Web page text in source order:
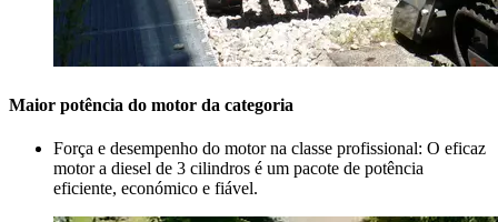
Maior potência do motor da categoria
Força e desempenho do motor na classe profissional: O eficaz
motor a diesel de 3 cilindros é um pacote de potência
eficiente, económico e fiável.